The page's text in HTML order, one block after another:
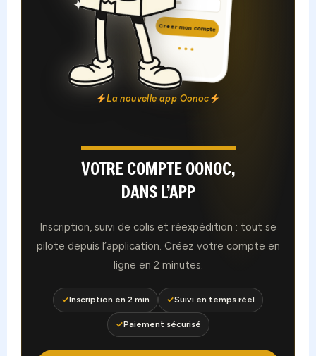
La nouvelle app Oonoc
VOTRE COMPTE OONOC,
DANS L’APP
Inscription, suivi de colis et réexpédition : tout se
pilote depuis l’application. Créez votre compte en
ligne en 2 minutes.
✓Inscription en 2 min ✓Suivi en temps réel
✓Paiement sécurisé
Créer mon compte